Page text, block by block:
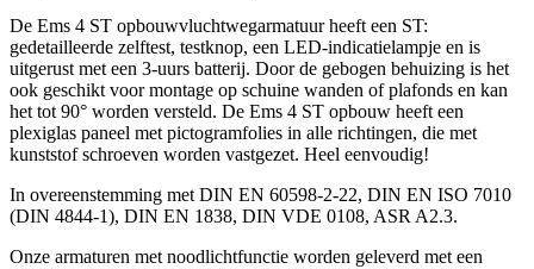
De Ems 4 ST opbouwvluchtwegarmatuur heeft een ST:
gedetailleerde zelftest, testknop, een LED-indicatielampje en is
uitgerust met een 3-uurs batterij. Door de gebogen behuizing is het
ook geschikt voor montage op schuine wanden of plafonds en kan
het tot 90° worden versteld. De Ems 4 ST opbouw heeft een
plexiglas paneel met pictogramfolies in alle richtingen, die met
kunststof schroeven worden vastgezet. Heel eenvoudig!
In overeenstemming met DIN EN 60598-2-22, DIN EN ISO 7010
(DIN 4844-1), DIN EN 1838, DIN VDE 0108, ASR A2.3.
Onze armaturen met noodlichtfunctie worden geleverd met een